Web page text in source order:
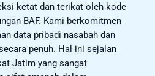
ketat dan terikat oleh kode
BAF. Kami berkomitmen
data pribadi nasabah dan
penuh. Hal ini sejalan
Jatim yang sangat